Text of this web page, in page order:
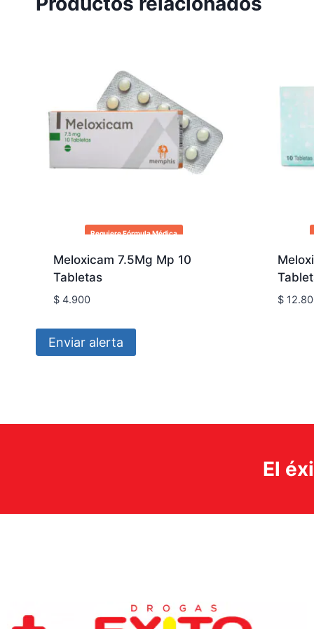
Requiere Fórmula Médica
Meloxicam 7.5Mg Mp 10
Tabletas
$4.900
Enviar alerta
$
El